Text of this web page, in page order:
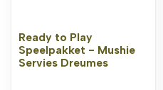
Ready to Play
Speelpakket - Mushie
Servies Dreumes